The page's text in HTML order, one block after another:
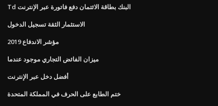
Td البنك بطاقة الائتمان دفع فاتورة عبر الإنترنت
الاستثمار الثقة تسجيل الدخول
مؤشر الاندفاع 2019
ميزان الفائض التجاري موجود عندما
أفضل دخل عبر الإنترنت
ختم الطابع على الحرف في المملكة المتحدة